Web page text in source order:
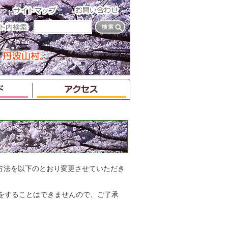
を以下のとおり変更させていただき
することはできませんので、ご了承